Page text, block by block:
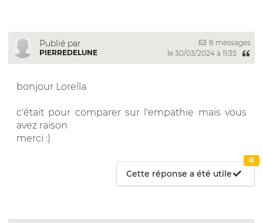
Publié par
PIERREDELUNE
8 messages
le 30/03/2024 à 11:35
bonjour Lorella
c'était pour comparer sur l'empathie mais vous
avez raison
merci :)
Cette réponse a été utile
0